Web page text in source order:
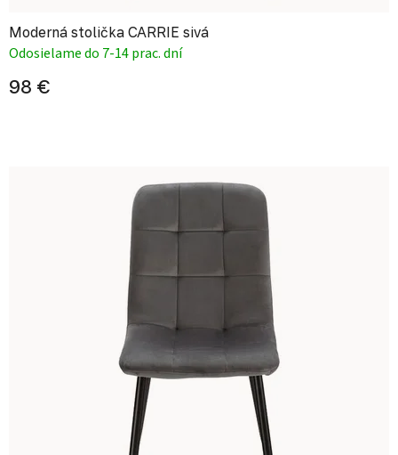
Moderná stolička CARRIE sivá
Odosielame do 7-14 prac. dní
98 €